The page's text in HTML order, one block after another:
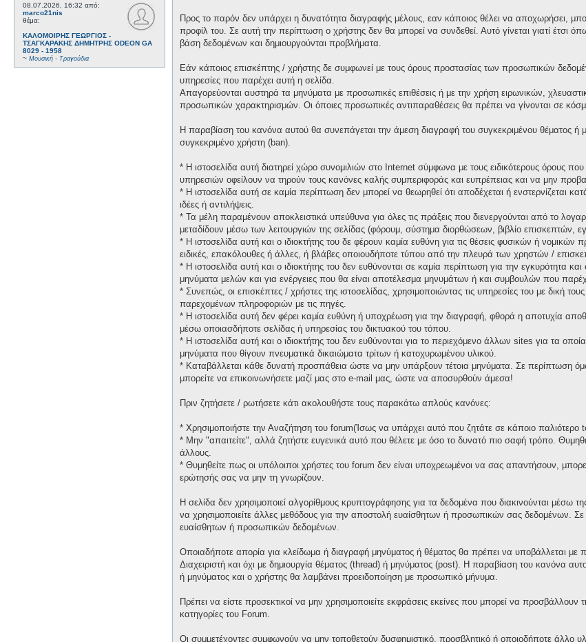
08.07.2026, 16:32 από:
marco21nis
θέμα:
ΚΑΛΟΜΟΙΡΗΣ ΓΕΩΡΓΙΟΣ -
ΤΣΑΓΚΑΡΑΚΗΣ ΔΗΜΗΤΡΗΣ ODEON GA
8029 - 1958
~ Μουσική - Τραγούδια
Προς το παρόν δεν υπάρχει η δυνατότητα διαγραφής μέλους, εαν κάποιος θέλει να αποχωρήσει,
προφίλ του. Σε αυτή την περίπτωση ο χρήστης δεν θα μπορεί να συνδεθεί. Αυτό γίνεται γιατί έτσι
βάση δεδομένων και δημιουργούνται προβλήματα.
Εάν κάποιος επισκέπτης / χρήστης δε συμφωνεί με τους όρους προστασίας των προσωπικών
υπηρεσίες που παρέχει αυτή η σελίδα.
Απαγορεύονται αυστηρά τα μηνύματα με προσωπικές επιθέσεις ή με την χρήση ειρωνικών,
προσωπικών χαρακτηρισμών. Οι όποιες προσωπικές αντιπαραθέσεις θα πρέπει να γίνονται σε
Η παραβίαση του κανόνα αυτού θα συνεπάγεται την άμεση διαγραφή του συγκεκριμένου θέματος
συγκεκριμένο χρήστη (ban).
* H ιστοσελίδα αυτή διατηρεί χώρο συνομιλιών στο Internet σύμφωνα με τους ειδικότερους όρους
υπηρεσιών οφείλουν να τηρούν τους κανόνες καλής συμπεριφοράς και ευπρέπειας και να μην
* H ιστοσελίδα αυτή σε καμία περίπτωση δεν μπορεί να θεωρηθεί ότι αποδέχεται ή ενστερνίζεται
ιδέες ή αντιλήψεις.
* Τα μέλη παραμένουν αποκλειστικά υπεύθυνα για όλες τις πράξεις που διενεργούνται από το
μεταδίδουν μέσω των λειτουργιών της σελίδας (φόρουμ, σύστημα διορθώσεων, βιβλίο επισκεπτών,
* H ιστοσελίδα αυτή και ο ιδιοκτήτης του δε φέρουν καμία ευθύνη για τις θέσεις φυσικών ή
ειδικές, επακόλουθες ή άλλες, ή βλάβες οποιουδήποτε τύπου από την πλευρά των χρηστών /
* H ιστοσελίδα αυτή και ο ιδιοκτήτης του δεν ευθύνονται σε καμία περίπτωση για την εγκυρότητα
μηνύματα μελών και για ενέργειες που θα είναι αποτέλεσμα μηνυμάτων ή και συμβουλών που
* Συνεπώς, οι επισκέπτες / χρήστες της ιστοσελίδας, χρησιμοποιώντας τις υπηρεσίες του με δική
παρεχομένων πληροφοριών με τις πηγές.
* H ιστοσελίδα αυτή δεν φέρει καμία ευθύνη ή υποχρέωση για την διαγραφή, φθορά η αποτυχία
μέσω οποιασδήποτε σελίδας ή υπηρεσίας του δικτυακού του τόπου.
* H ιστοσελίδα αυτή και ο ιδιοκτήτης του δεν ευθύνονται για το περιεχόμενο άλλων sites για τα
μηνύματα που θίγουν πνευματικά δικαιώματα τρίτων ή κατοχυρωμένου υλικού.
* Καταβάλλεται κάθε δυνατή προσπάθεια ώστε να μην υπάρξουν τέτοια μηνύματα. Σε περίπτωση
μπορείτε να επικοινωνήσετε μαζί μας στο e-mail μας, ώστε να αποσυρθούν άμεσα!
Πριν ζητήσετε / ρωτήσετε κάτι ακολουθήστε τους παρακάτω απλούς κανόνες:
* Χρησιμοποιήστε την Αναζήτηση του forum(Ίσως να υπάρχει αυτό που ζητάτε σε κάποιο παλιότερο
* Μην "απαιτείτε", αλλά ζητήστε ευγενικά αυτό που θέλετε με όσο το δυνατό πιο σαφή τρόπο.
άλλους.
* Θυμηθείτε πως οι υπόλοιποι χρήστες του forum δεν είναι υποχρεωμένοι να σας απαντήσουν,
ερώτησής σας να μην τη γνωρίζουν.
Η σελίδα δεν χρησιμοποιεί αλγορίθμους κρυπτογράφησης για τα δεδομένα που διακινούνται
να χρησιμοποιείτε άλλες μεθόδους για την αποστολή ευαίσθητων ή προσωπικών σας δεδομένων.
ευαίσθητων ή προσωπικών δεδομένων.
Οποιαδήποτε απορία για κλείδωμα ή διαγραφή μηνύματος ή θέματος θα πρέπει να υποβάλλεται με
Διαχειριστή και όχι με δημιουργία θέματος (thread) ή μηνύματος (post). Η παραβίαση του κανόνα
ή μηνύματος και ο χρήστης θα λαμβάνει προειδοποίηση με προσωπικό μήνυμα.
Πρέπει να είστε προσεκτικοί να μην χρησιμοποιείτε εκφράσεις εκείνες που μπορεί να
κατηγορίες του Forum.
Οι συμμετέχοντες συμφωνούν να μην τοποθετούν δυσφημιστικό, προσβλητικό ή οποιοδήποτε άλλο